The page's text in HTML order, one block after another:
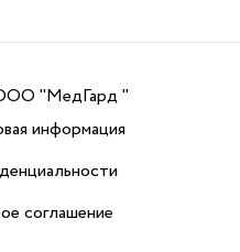
"МедГард "
информация
соглашение